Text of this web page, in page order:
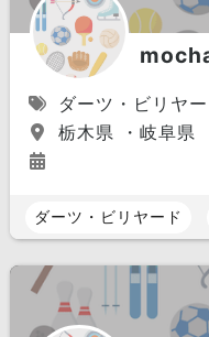
ダーツ・ビリヤ
栃木県 ・岐阜県
ダーツ・ビリヤード